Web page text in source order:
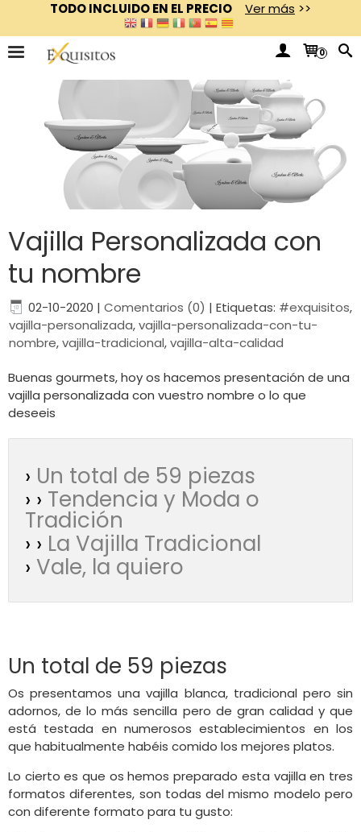
TODO INCLUIDO EN EL PRECIO Ver más >>
0
Vajilla Personalizada con
tu nombre
02-10-2020 | Comentarios (0) | Etiquetas: #exquisitos,
vajilla-personalizada,vajilla-personalizada-con-tu-
nombre,vajilla-tradicional,vajilla-alta-calidad
Buenas gourmets, hoy os hacemos presentación de una
vajilla personalizada con vuestro nombre o lo que
deseeis
› Un total de 59 piezas
› › Tendencia y Moda o
Tradición
› › La Vajilla Tradicional
› Vale, la quiero
Un total de 59 piezas
Os presentamos una vajilla blanca, tradicional pero sin
adornos, de lo más sencilla pero de gran calidad y que
está testada en numerosos establecimientos en los
que habitualmente habéis comido los mejores platos.
Lo cierto es que os hemos preparado esta vajilla en tres
formatos diferentes, son todas del mismo modelo pero
con diferente formato para tu gusto: